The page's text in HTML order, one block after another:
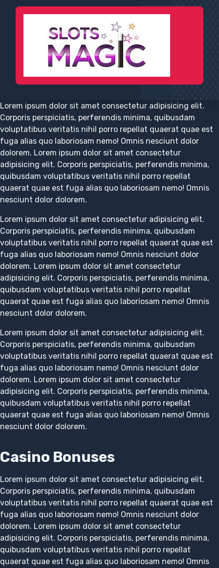
Lorem ipsum dolor sit amet consectetur adipisicing elit.
Corporis perspiciatis, perferendis minima, quibusdam
voluptatibus veritatis nihil porro repellat quaerat quae est
fuga alias quo laboriosam nemo! Omnis nesciunt dolor
dolorem. Lorem ipsum dolor sit amet consectetur
adipisicing elit. Corporis perspiciatis, perferendis minima,
quibusdam voluptatibus veritatis nihil porro repellat
quaerat quae est fuga alias quo laboriosam nemo! Omnis
nesciunt dolor dolorem.
Lorem ipsum dolor sit amet consectetur adipisicing elit.
Corporis perspiciatis, perferendis minima, quibusdam
voluptatibus veritatis nihil porro repellat quaerat quae est
fuga alias quo laboriosam nemo! Omnis nesciunt dolor
dolorem. Lorem ipsum dolor sit amet consectetur
adipisicing elit. Corporis perspiciatis, perferendis minima,
quibusdam voluptatibus veritatis nihil porro repellat
quaerat quae est fuga alias quo laboriosam nemo! Omnis
nesciunt dolor dolorem.
Lorem ipsum dolor sit amet consectetur adipisicing elit.
Corporis perspiciatis, perferendis minima, quibusdam
voluptatibus veritatis nihil porro repellat quaerat quae est
fuga alias quo laboriosam nemo! Omnis nesciunt dolor
dolorem. Lorem ipsum dolor sit amet consectetur
adipisicing elit. Corporis perspiciatis, perferendis minima,
quibusdam voluptatibus veritatis nihil porro repellat
quaerat quae est fuga alias quo laboriosam nemo! Omnis
nesciunt dolor dolorem.
Casino Bonuses
Lorem ipsum dolor sit amet consectetur adipisicing elit.
Corporis perspiciatis, perferendis minima, quibusdam
voluptatibus veritatis nihil porro repellat quaerat quae est
fuga alias quo laboriosam nemo! Omnis nesciunt dolor
dolorem. Lorem ipsum dolor sit amet consectetur
adipisicing elit. Corporis perspiciatis, perferendis minima,
quibusdam voluptatibus veritatis nihil porro repellat
quaerat quae est fuga alias quo laboriosam nemo! Omnis